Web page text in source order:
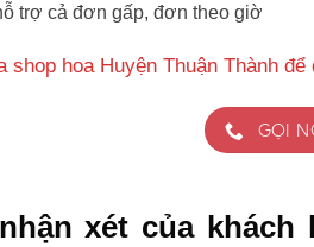
trợ cả đơn gấp, đơn theo giờ
shop hoa Huyện Thuận Thành
GỌI
xét của khách